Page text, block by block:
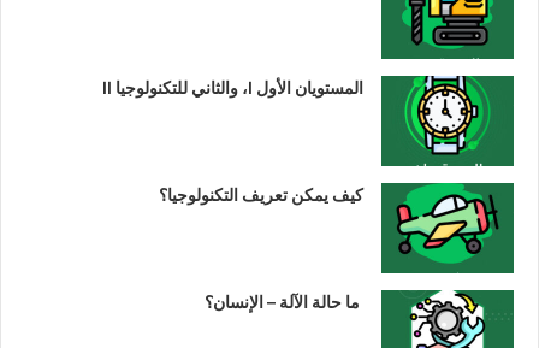
المستويان الأول I، والثاني للتكنولوجيا II
كيف يمكن تعريف التكنولوجيا؟
ما حالة الآلة – الإنسان؟